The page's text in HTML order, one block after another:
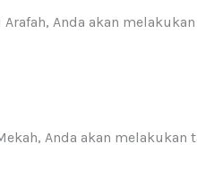
Anda akan
Anda akan